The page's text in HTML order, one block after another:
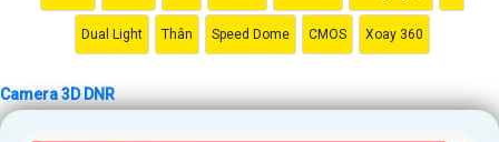
Dual Light Thân Speed Dome CMOS Xoay 360
Camera 3D DNR